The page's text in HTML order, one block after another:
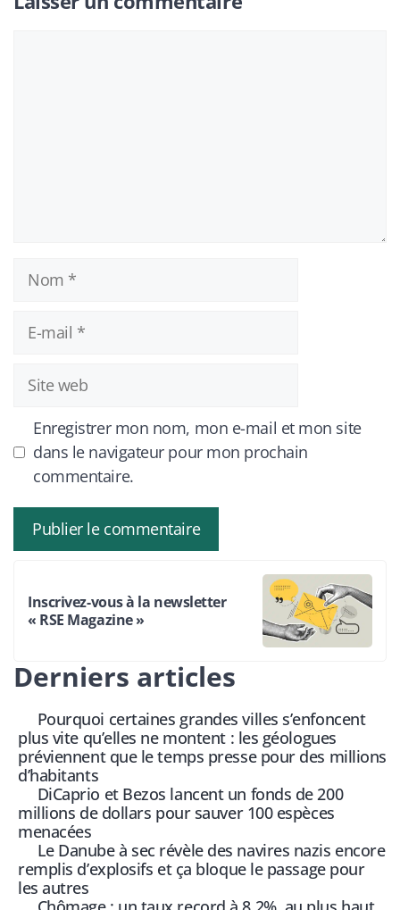
mail
Site
web
Enregistrer mon nom, mon e-mail et mon site
dans le navigateur pour mon prochain
commentaire.
Inscrivez-vous à la newsletter
« RSE Magazine »
Derniers articles
Pourquoi certaines grandes villes s’enfoncent
plus vite qu’elles ne montent : les géologues
préviennent que le temps presse pour des millions
d’habitants
DiCaprio et Bezos lancent un fonds de 200
millions de dollars pour sauver 100 espèces
menacées
Le Danube à sec révèle des navires nazis encore
remplis d’explosifs et ça bloque le passage pour
les autres